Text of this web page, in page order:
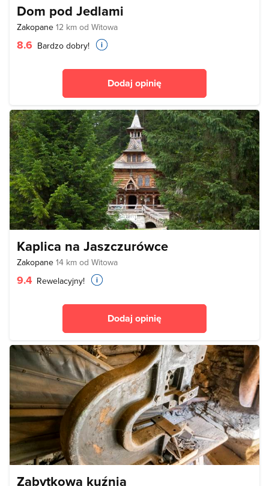
Dom pod Jedlami
Zakopane 12 km od Witowa
8.6 Bardzo dobry!
Dodaj opinię
Kaplica na Jaszczurówce
Zakopane 14 km od Witowa
9.4 Rewelacyjny!
Dodaj opinię
Zabytkowa kuźnia